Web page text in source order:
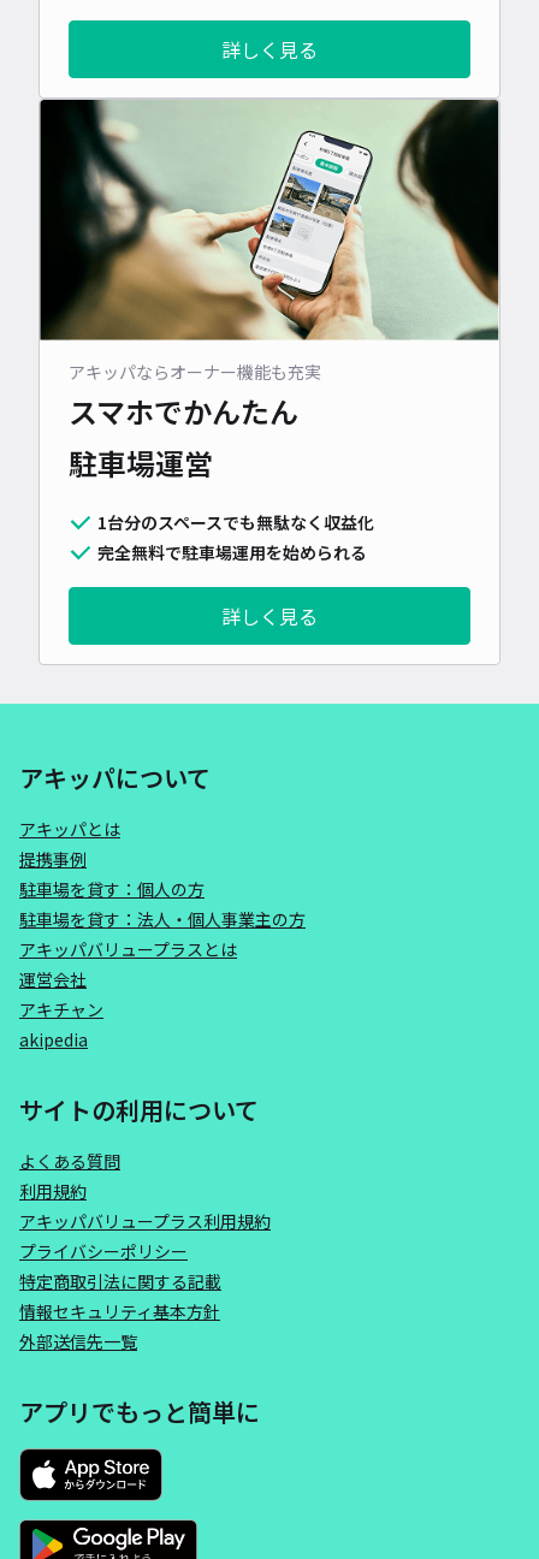
詳しく見る
アキッパならオーナー機能も充実
スマホでかんたん
駐車場運営
1台分のスペースでも無駄なく収益化
完全無料で駐車場運用を始められる
詳しく見る
アキッパについて
アキッパとは
提携事例
駐車場を貸す：個人の方
駐車場を貸す：法人・個人事業主の方
アキッパバリュープラスとは
運営会社
アキチャン
akipedia
サイトの利用について
よくある質問
利用規約
アキッパバリュープラス利用規約
プライバシーポリシー
特定商取引法に関する記載
情報セキュリティ基本方針
外部送信先一覧
アプリでもっと簡単に